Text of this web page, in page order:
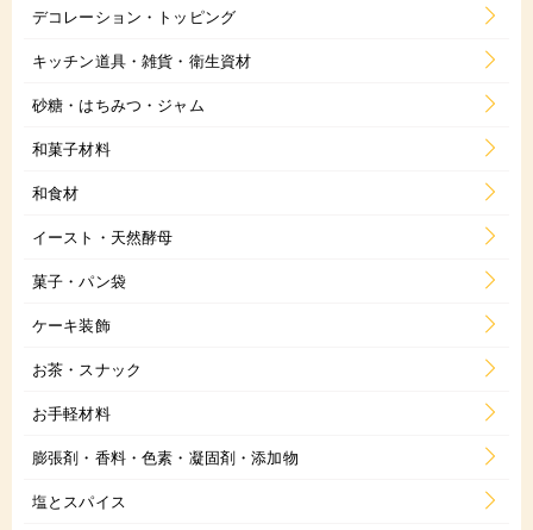
デコレーション・トッピング
キッチン道具・雑貨・衛生資材
砂糖・はちみつ・ジャム
和菓子材料
和食材
イースト・天然酵母
菓子・パン袋
ケーキ装飾
お茶・スナック
お手軽材料
膨張剤・香料・色素・凝固剤・添加物
塩とスパイス